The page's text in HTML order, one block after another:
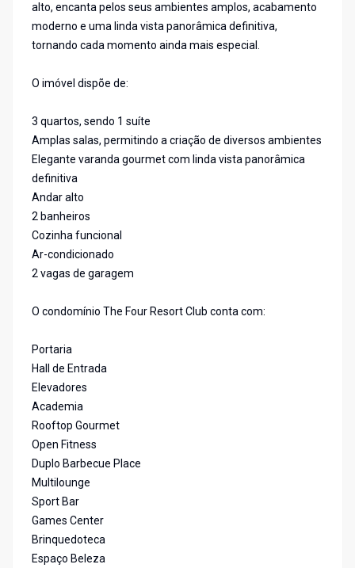
alto, encanta pelos seus ambientes amplos, acabamento
moderno e uma linda vista panorâmica definitiva,
tornando cada momento ainda mais especial.
O imóvel dispõe de:
3 quartos, sendo 1 suíte
Amplas salas, permitindo a criação de diversos ambientes
Elegante varanda gourmet com linda vista panorâmica
definitiva
Andar alto
2 banheiros
Cozinha funcional
Ar-condicionado
2 vagas de garagem
O condomínio The Four Resort Club conta com:
Portaria
Hall de Entrada
Elevadores
Academia
Rooftop Gourmet
Open Fitness
Duplo Barbecue Place
Multilounge
Sport Bar
Games Center
Brinquedoteca
Espaço Beleza